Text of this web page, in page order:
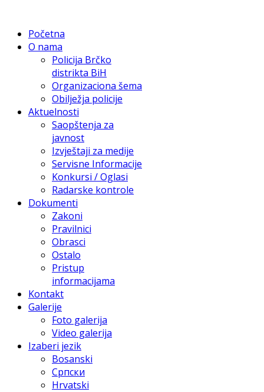
Početna
O nama
Policija Brčko
distrikta BiH
Organizaciona šema
Obilježja policije
Aktuelnosti
Saopštenja za
javnost
Izvještaji za medije
Servisne Informacije
Konkursi / Oglasi
Radarske kontrole
Dokumenti
Zakoni
Pravilnici
Obrasci
Ostalo
Pristup
informacijama
Kontakt
Galerije
Foto galerija
Video galerija
Izaberi jezik
Bosanski
Српски
Hrvatski